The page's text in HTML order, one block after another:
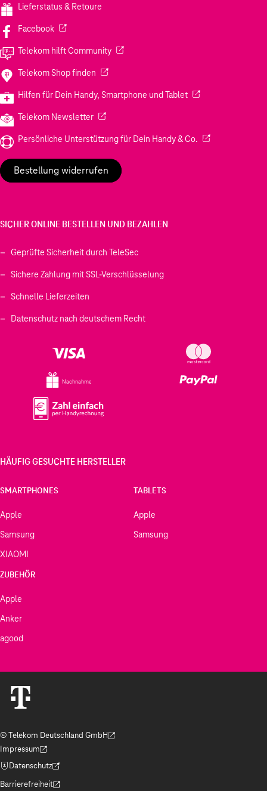
Lieferstatus & Retoure
Facebook(Wird in einem neuen Tab geöffnet)
Telekom hilft Community(Wird in einem neuen Tab geöffnet)
Telekom Shop finden (Wird in einem neuen Tab geöffnet)
Hilfen für Dein Handy, Smartphone und Tablet(Wird in einem
Telekom Newsletter(Wird in einem neuen Tab geöffnet)
Persönliche Unterstützung für Dein Handy & Co. (Wird in einem
Bestellung widerrufen
SICHER ONLINE BESTELLEN UND BEZAHLEN
Geprüfte Sicherheit durch TeleSec
Sichere Zahlung mit SSL-Verschlüsselung
Schnelle Lieferzeiten
Datenschutz nach deutschem Recht
Nachnahme
HÄUFIG GESUCHTE HERSTELLER
SMARTPHONES
Apple
Samsung
XIAOMI
TABLETS
Apple
Samsung
ZUBEHÖR
Apple
Anker
agood
© Telekom Deutschland GmbH
(Der Link wird in einem neuen Tab geöffnet)
Impressum
(Der Link wird in einem neuen Tab geöffnet)
Datenschutz
(Der Link wird in einem neuen Tab geöffnet)
Barrierefreiheit